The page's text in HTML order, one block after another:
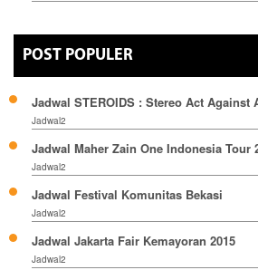
POST POPULER
Jadwal STEROIDS : Stereo Act Against
Jadwal2
Jadwal Maher Zain One Indonesia Tour
Jadwal2
Jadwal Festival Komunitas Bekasi
Jadwal2
Jadwal Jakarta Fair Kemayoran 2015
Jadwal2